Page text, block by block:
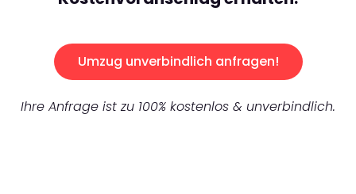
Umzug unverbindlich anfragen!
Ihre Anfrage ist zu 100% kostenlos & unverbindlich.